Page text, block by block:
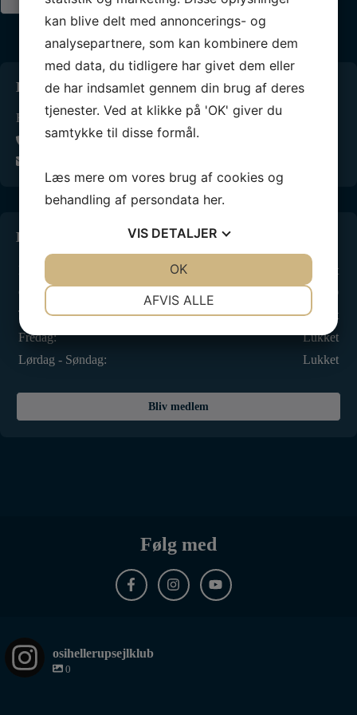
Kontakt os
Hellerup Sejlklub
39622934
Kontor åbningstider
Lukket
Onsdag:
16.00 - 19.00
Torsdag:
Lukket
Fredag:
Lukket
Lørdag - Søndag:
Lukket
Bliv medlem
Følg med
osihellerupsejlklub
0
kan blive delt med annoncerings- og
analysepartnere, som kan kombinere dem
med data, du tidligere har givet dem eller
de har indsamlet gennem din brug af deres
tjenester. Ved at klikke på 'OK' giver du
samtykke til disse formål.
Læs mere om vores brug af cookies og
behandling af persondata her.
VIS DETALJER
AFVIS ALLE
OK